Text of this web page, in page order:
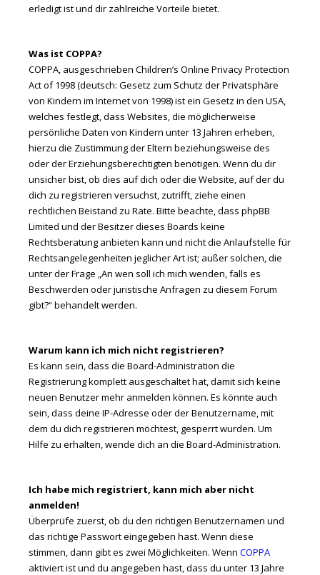
erledigt ist und dir zahlreiche Vorteile bietet.
Was ist COPPA?
COPPA, ausgeschrieben Children’s Online Privacy Protection
Act of 1998 (deutsch: Gesetz zum Schutz der Privatsphäre
von Kindern im Internet von 1998) ist ein Gesetz in den USA,
welches festlegt, dass Websites, die möglicherweise
persönliche Daten von Kindern unter 13 Jahren erheben,
hierzu die Zustimmung der Eltern beziehungsweise des
oder der Erziehungsberechtigten benötigen. Wenn du dir
unsicher bist, ob dies auf dich oder die Website, auf der du
dich zu registrieren versuchst, zutrifft, ziehe einen
rechtlichen Beistand zu Rate. Bitte beachte, dass phpBB
Limited und der Besitzer dieses Boards keine
Rechtsberatung anbieten kann und nicht die Anlaufstelle für
Rechtsangelegenheiten jeglicher Art ist; außer solchen, die
unter der Frage „An wen soll ich mich wenden, falls es
Beschwerden oder juristische Anfragen zu diesem Forum
gibt?“ behandelt werden.
Warum kann ich mich nicht registrieren?
Es kann sein, dass die Board-Administration die
Registrierung komplett ausgeschaltet hat, damit sich keine
neuen Benutzer mehr anmelden können. Es könnte auch
sein, dass deine IP-Adresse oder der Benutzername, mit
dem du dich registrieren möchtest, gesperrt wurden. Um
Hilfe zu erhalten, wende dich an die Board-Administration.
Ich habe mich registriert, kann mich aber nicht
anmelden!
Überprüfe zuerst, ob du den richtigen Benutzernamen und
das richtige Passwort eingegeben hast. Wenn diese
stimmen, dann gibt es zwei Möglichkeiten. Wenn COPPA
aktiviert ist und du angegeben hast, dass du unter 13 Jahre